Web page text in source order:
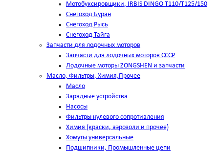
Мотобуксировщики, IRBIS DINGO Т110/Т125/150
Снегоход Буран
Снегоход Рысь
Снегоход Тайга
Запчасти для лодочных моторов
Запчасти для лодочных моторов СССР
Лодочные моторы ZONGSHEN и запчасти
Масло, Фильтры, Химия,Прочее
Масло
Зарядные устройства
Насосы
Фильтры нулевого сопротивления
Химия (краски, аэрозоли и прочее)
Хомуты универсальные
Подшипники, Промышленные цепи